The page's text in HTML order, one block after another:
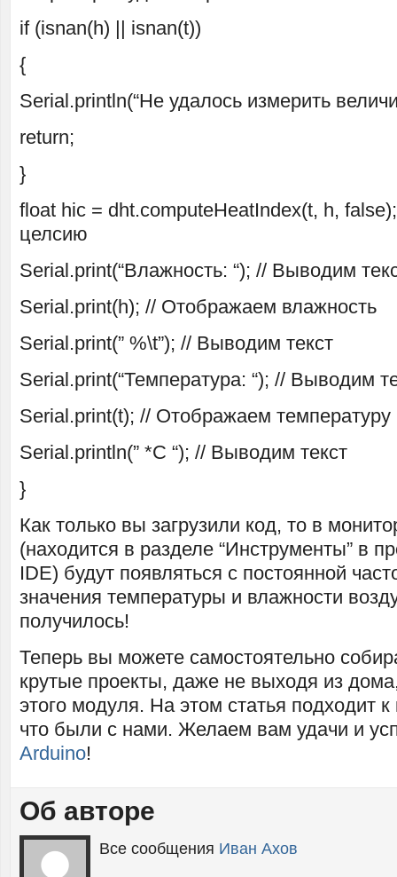
if (isnan(h) || isnan(t))
{
Serial.println(“Не удалось измерить
return;
}
float hic = dht.computeHeatIndex(t, h,
целсию
Serial.print(“Влажность: “); // Выводим
Serial.print(h); // Отображаем влажность
Serial.print(” %\t”); // Выводим текст
Serial.print(“Температура: “); // Выводим
Serial.print(t); // Отображаем температуру
Serial.println(” *C “); // Выводим текст
}
Как только вы загрузили код, то в
(находится в разделе “Инструменты” в
IDE) будут появляться с постоянной
значения температуры и влажности
получилось!
Теперь вы можете самостоятельно
крутые проекты, даже не выходя из
этого модуля. На этом статья подходит
что были с нами. Желаем вам удачи и
Arduino!
Об авторе
Все сообщения Иван Ахов